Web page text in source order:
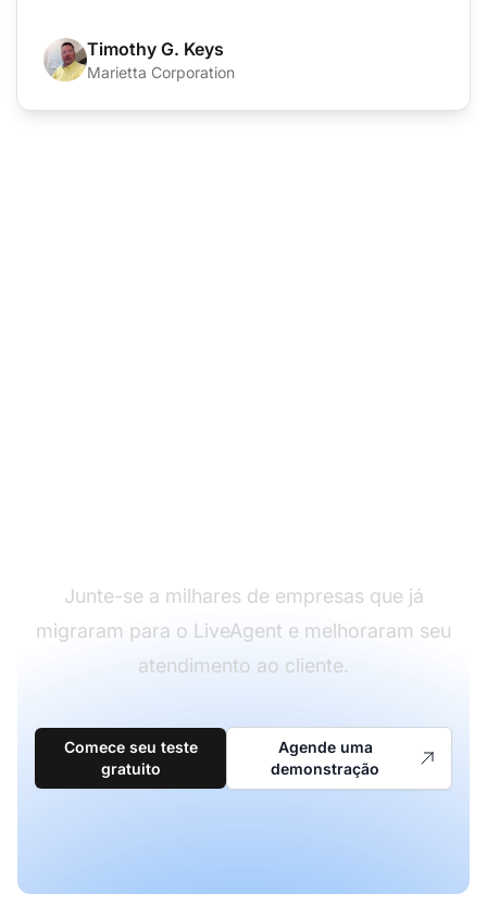
Timothy G. Keys
Marietta Corporation
Junte-se a milhares de empresas que já
migraram para o LiveAgent e melhoraram seu
atendimento ao cliente.
Comece seu teste
gratuito
Agende uma
demonstração